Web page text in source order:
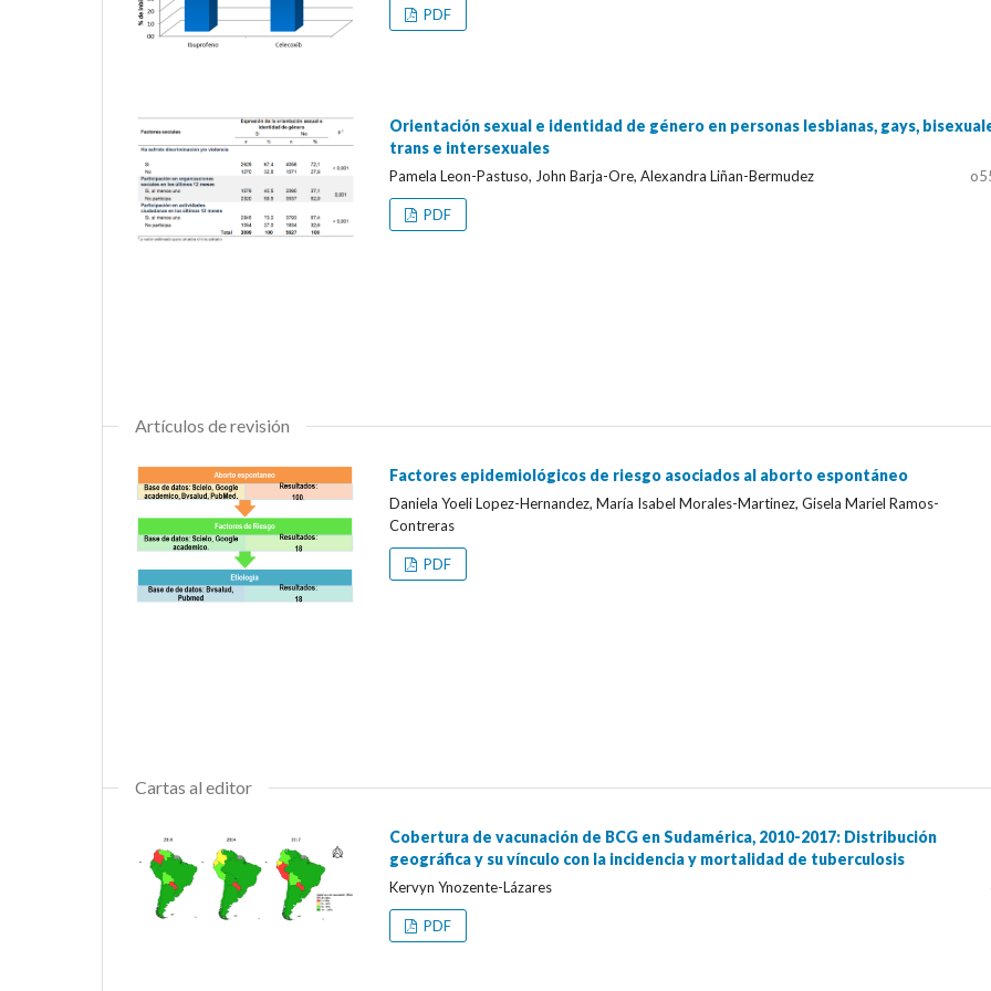
PDF
Orientación sexual e identidad de género en personas lesbianas, gays,
trans e intersexuales
Pamela Leon-Pastuso, John Barja-Ore, Alexandra Liñan-Bermudez
PDF
Artículos de revisión
Factores epidemiológicos de riesgo asociados al aborto espontáneo
Daniela Yoeli Lopez-Hernandez, María Isabel Morales-Martinez, Gisela Mariel Ramos-
Contreras
PDF
Cartas al editor
Cobertura de vacunación de BCG en Sudamérica, 2010-2017: Distribución
geográfica y su vínculo con la incidencia y mortalidad de tuberculosis
Kervyn Ynozente-Lázares
PDF